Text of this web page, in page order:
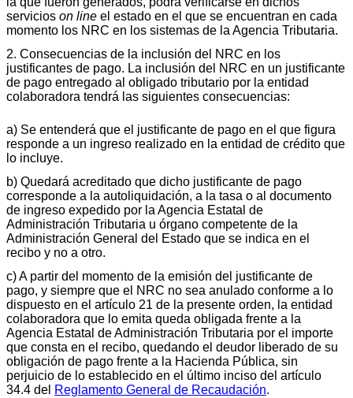
servicios on line el estado en el que se encuentran en cada
momento los NRC en los sistemas de la Agencia Tributaria.
2. Consecuencias de la inclusión del NRC en los
justificantes de pago. La inclusión del NRC en un justificante
de pago entregado al obligado tributario por la entidad
colaboradora tendrá las siguientes consecuencias:
a) Se entenderá que el justificante de pago en el que figura
responde a un ingreso realizado en la entidad de crédito que
lo incluye.
b) Quedará acreditado que dicho justificante de pago
corresponde a la autoliquidación, a la tasa o al documento
de ingreso expedido por la Agencia Estatal de
Administración Tributaria u órgano competente de la
Administración General del Estado que se indica en el
recibo y no a otro.
c) A partir del momento de la emisión del justificante de
pago, y siempre que el NRC no sea anulado conforme a lo
dispuesto en el artículo 21 de la presente orden, la entidad
colaboradora que lo emita queda obligada frente a la
Agencia Estatal de Administración Tributaria por el importe
que consta en el recibo, quedando el deudor liberado de su
obligación de pago frente a la Hacienda Pública, sin
perjuicio de lo establecido en el último inciso del artículo
34.4 del Reglamento General de Recaudación.